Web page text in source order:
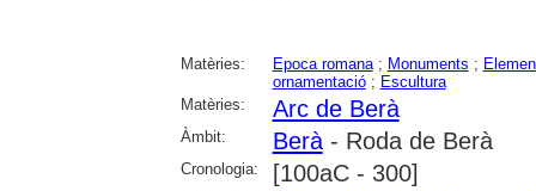
Matèries: Epoca romana; Monuments ;
ornamentació; Escultura
Matèries:
Arc de Berà
Àmbit: Berà- Roda de Berà
Cronologia: [100aC - 300]